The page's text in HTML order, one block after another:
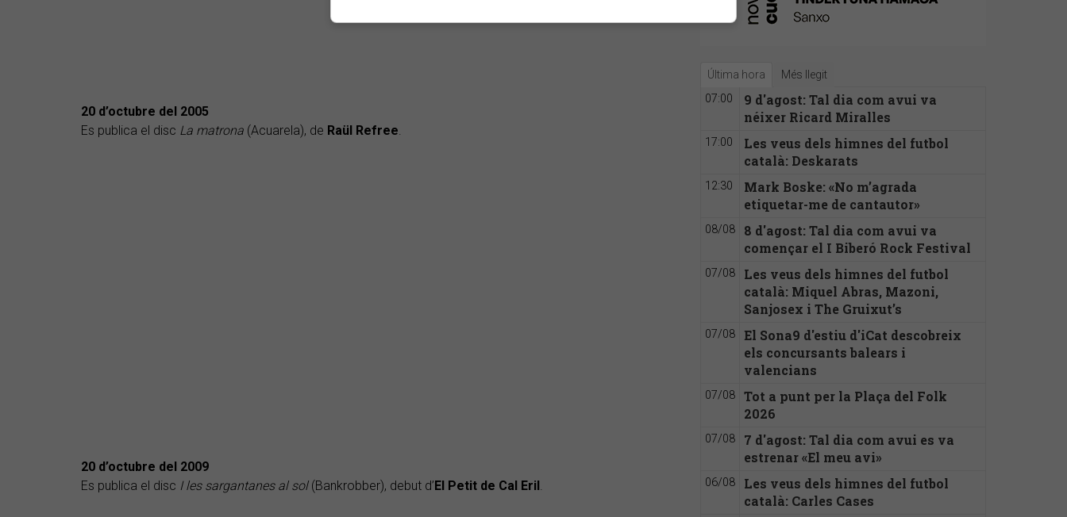
20 d’octubre del 2005
Es publica el disc La matrona (Acuarela), de Raül Refree
20 d’octubre del 2009
Es publica el disc I les sargantanes al sol (Bankrobber), debut d’El Petit de Cal Eril
Última hora Més llegit
07:00
9 d'agost: Tal dia com avui va
néixer Ricard Miralles
17:00
Les veus dels himnes del futbol
català: Deskarats
12:30
Mark Boske: «No m’agrada
etiquetar-me de cantautor»
08/08
8 d'agost: Tal dia com avui va
començar el I Biberó Rock Festival
07/08
Les veus dels himnes del futbol
català: Miquel Abras, Mazoni,
Sanjosex i The Gruixut’s
07/08
El Sona9 d'estiu d'iCat descobreix
els concursants balears i
valencians
07/08
Tot a punt per la Plaça del Folk
2026
07/08
7 d'agost: Tal dia com avui es va
estrenar «El meu avi»
06/08
Les veus dels himnes del futbol
català: Carles Cases